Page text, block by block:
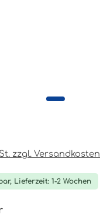
zzgl. Versandkosten
Lieferzeit: 1-2 Wochen
auswählen